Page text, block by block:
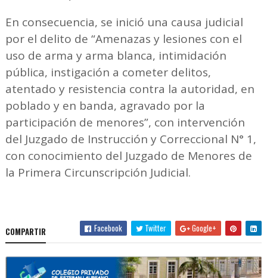
En consecuencia, se inició una causa judicial
por el delito de “Amenazas y lesiones con el
uso de arma y arma blanca, intimidación
pública, instigación a cometer delitos,
atentado y resistencia contra la autoridad, en
poblado y en banda, agravado por la
participación de menores”, con intervención
del Juzgado de Instrucción y Correccional N° 1,
con conocimiento del Juzgado de Menores de
la Primera Circunscripción Judicial.
COMPARTIR Facebook Twitter Google+